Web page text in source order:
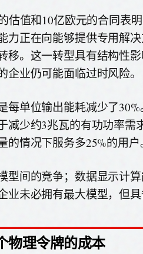
估值和10亿欧元的合同表
力正在向能够提供专用解
移。这一转型具有结构性
企业仍可能面临过时风险。
每单位输出能耗减少了
减少约3兆瓦的有功功率需
的情况下服务多25%的用户
型间的竞争；数据显示计
业未必拥有最大模型，但具
物理令牌的成本